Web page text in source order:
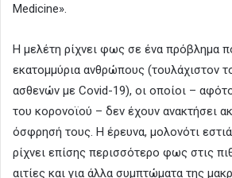
Medicine».
Η μελέτη ρίχνει φως σε ένα πρόβλημα
εκατομμύρια ανθρώπους (τουλάχιστον
ασθενών με Covid-19), οι οποίοι –
του κορονοϊού – δεν έχουν ανακτήσει
όσφρησή τους. Η έρευνα, μολονότι
ρίχνει επίσης περισσότερο φως στις
αιτίες και για άλλα συμπτώματα της